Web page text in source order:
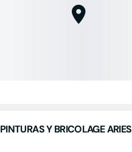
PINTURAS Y BRICOLAGE ARIES